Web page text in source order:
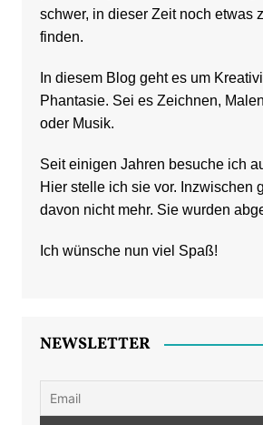
schwer, in dieser Zeit noch etwas
finden.
In diesem Blog geht es um
Phantasie. Sei es Zeichnen,
oder Musik.
Seit einigen Jahren besuche ich
Hier stelle ich sie vor. Inzwischen
davon nicht mehr. Sie wurden
Ich wünsche nun viel Spaß!
NEWSLETTER